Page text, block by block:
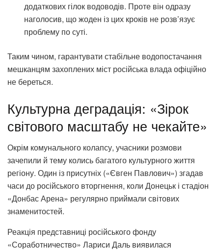
додаткових гілок водоводів. Проте він одразу
наголосив, що жоден із цих кроків не розв’язує
проблему по суті.
Таким чином, гарантувати стабільне водопостачання
мешканцям захоплених міст російська влада офіційно
не береться.
Культурна деградація: «Зірок
світового масштабу не чекайте»
Окрім комунального колапсу, учасники розмови
зачепили й тему колись багатого культурного життя
регіону. Один із присутніх («Євген Павлович») згадав
часи до російського вторгнення, коли Донецьк і стадіон
«Донбас Арена» регулярно приймали світових
знаменитостей.
Реакція представниці російського фонду
«Соработничество» Лариси Даль виявилася